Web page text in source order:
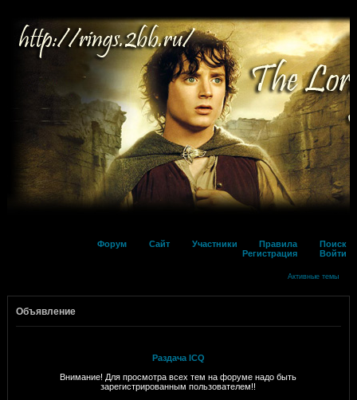
Форум Сайт Участники Правила
Поиск
Регистрация
Войти
Активные темы
Объявление
Раздача ICQ
Внимание! Для просмотра всех тем на форуме надо быть
зарегистрированным пользователем!!